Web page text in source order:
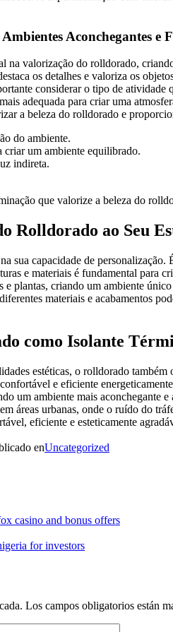
Aconchegantes e
na valorização do rolldorado,
os detalhes e valoriza os
considerar o tipo de
adequada para criar uma
a beleza do rolldorado e
do ambiente.
um ambiente equilibrado.
indireta.
que valorize a beleza do
Rolldorado ao Seu
sua capacidade de
e materiais é fundamental para
e plantas, criando um ambiente
materiais e acabamentos
como Isolante
estéticas, o rolldorado
e eficiente
um ambiente mais
áreas urbanas, onde o ruído do
eficiente e esteticamente
enUncategorized
casino and bonus offers
for investors
Los campos obligatorios están